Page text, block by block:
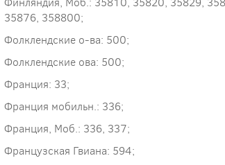
35876, 358800;
Фолклендские о-ва: 500;
Фолклендские ова: 500;
Франция: 33;
Франция мобильн.: 336;
Франция, Моб.: 336, 337;
Французская Гвиана: 594;